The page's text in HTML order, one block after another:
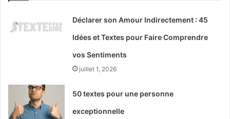
Déclarer son Amour Indirectement : 45
Idées et Textes pour Faire Comprendre
vos Sentiments
juillet 1, 2026
50 textes pour une personne
exceptionnelle